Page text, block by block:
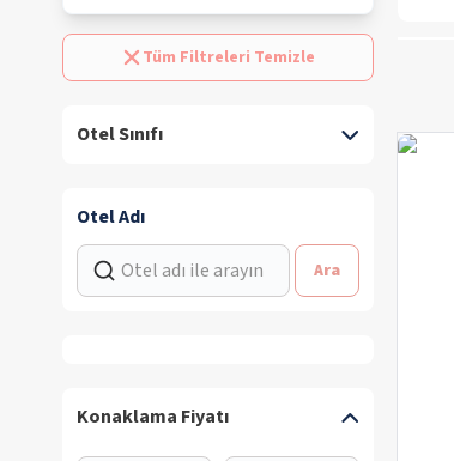
Tüm Filtreleri Temizle
Otel Sınıfı
Otel Adı
Ara
Konaklama Fiyatı